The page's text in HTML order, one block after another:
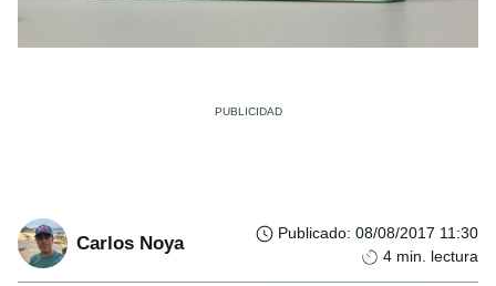
Carlos Noya Publicado: 08/08/2017 11:30
4 min. lectura